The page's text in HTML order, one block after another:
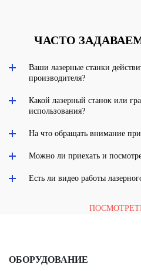
ЧАСТО
Ваши лазерные станки
производителя?
Какой лазерный станок или
использования?
На что обращать внимание
Можно ли приехать и
Есть ли видео работы
ОБОРУДОВАНИЕ